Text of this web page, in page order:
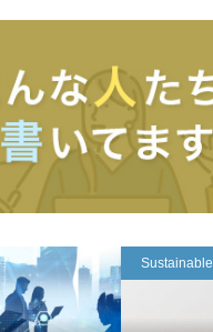
Sustainable